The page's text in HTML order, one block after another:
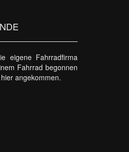
eigene Fahrradfirma
Fahrrad begonnen
angekommen.